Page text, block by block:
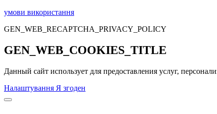
умови використання
GEN_WEB_RECAPTCHA_PRIVACY_POLICY
GEN_WEB_COOKIES_TITLE
Данный сайт использует для предоставления услуг,
Налаштування Я згоден